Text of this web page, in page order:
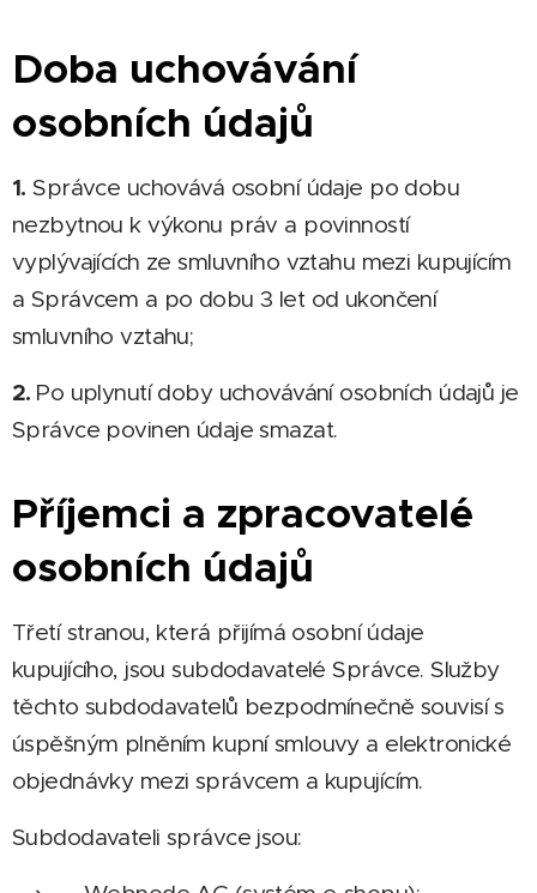
Doba uchovávání
osobních údajů
1. Správce uchovává osobní údaje po dobu
nezbytnou k výkonu práv a povinností
vyplývajících ze smluvního vztahu mezi kupujícím
a Správcem a po dobu 3 let od ukončení
smluvního vztahu;
2. Po uplynutí doby uchovávání osobních údajů je
Správce povinen údaje smazat.
Příjemci a zpracovatelé
osobních údajů
Třetí stranou, která přijímá osobní údaje
kupujícího, jsou subdodavatelé Správce. Služby
těchto subdodavatelů bezpodmínečně souvisí s
úspěšným plněním kupní smlouvy a elektronické
objednávky mezi správcem a kupujícím.
Subdodavateli správce jsou: